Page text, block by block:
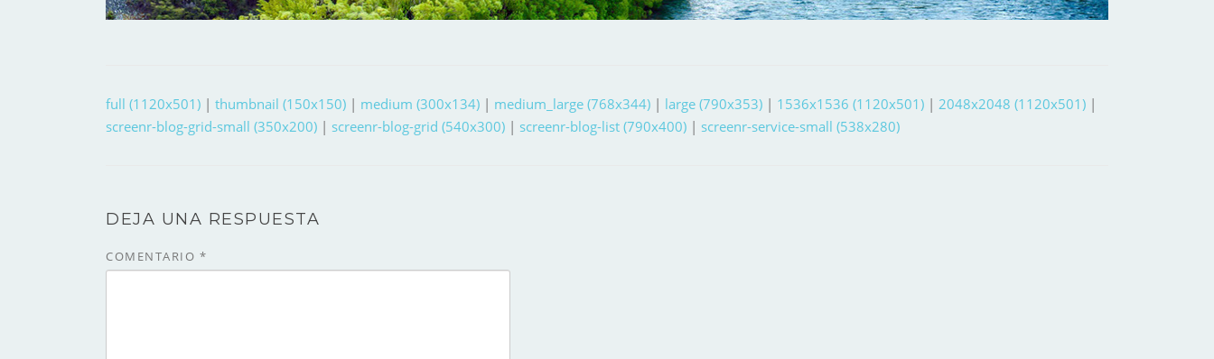
full (1120x501) | thumbnail (150x150) | medium (300x134) | medium_large (768x344) | large (790x353) | 1536x1536 (1120x501) | 2048x2048 (1120x501) |
screenr-blog-grid-small (350x200) | screenr-blog-grid (540x300) | screenr-blog-list (790x400) | screenr-service-small (538x280)
DEJA UNA RESPUESTA
COMENTARIO *